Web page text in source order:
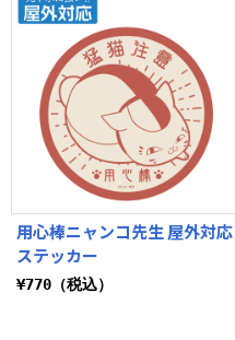
用心棒ニャンコ先生 屋外対応
ステッカー
¥770（税込）